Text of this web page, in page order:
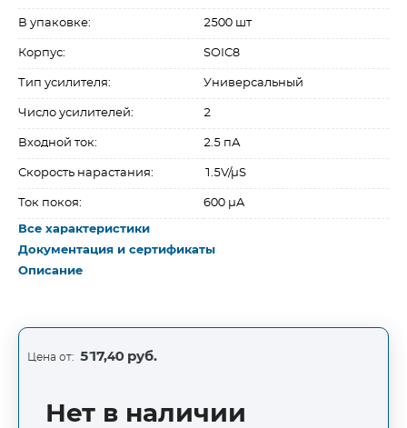
В упаковке: 2500 шт
Корпус: SOIC8
Тип усилителя: Универсальный
Число усилителей: 2
Входной ток: 2.5 пА
Скорость нарастания: 1.5V/µS
Ток покоя: 600 µA
Все характеристики
Документация и сертификаты
Описание
Цена от: 517,40 руб.
Нет в наличии